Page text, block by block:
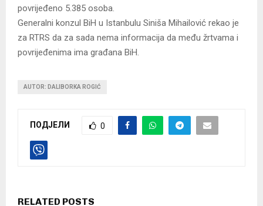
povrijeđeno 5.385 osoba.
Generalni konzul BiH u Istanbulu Siniša Mihailović rekao je
za RTRS da za sada nema informacija da među žrtvama i
povrijeđenima ima građana BiH.
AUTOR: DALIBORKA ROGIĆ
ПОДЈЕЛИ 0
RELATED POSTS